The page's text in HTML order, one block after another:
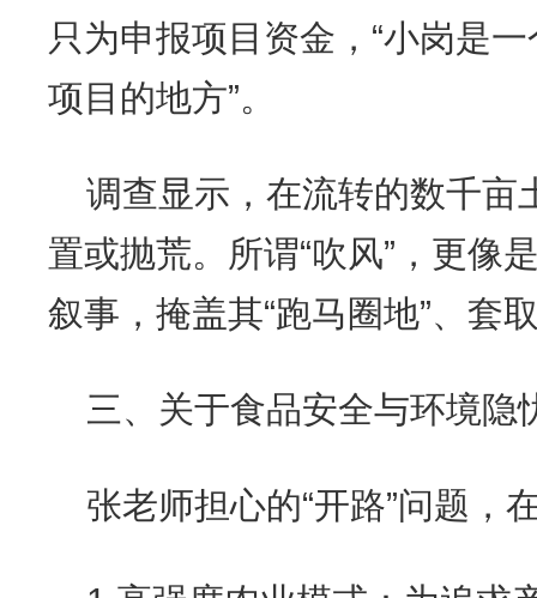
只为申报项目资金，“小岗是
项目的地方”。
调查显示，在流转的数千亩
置或抛荒。所谓“吹风”，更像
叙事，掩盖其“跑马圈地”、套
三、关于食品安全与环境隐
张老师担心的“开路”问题，